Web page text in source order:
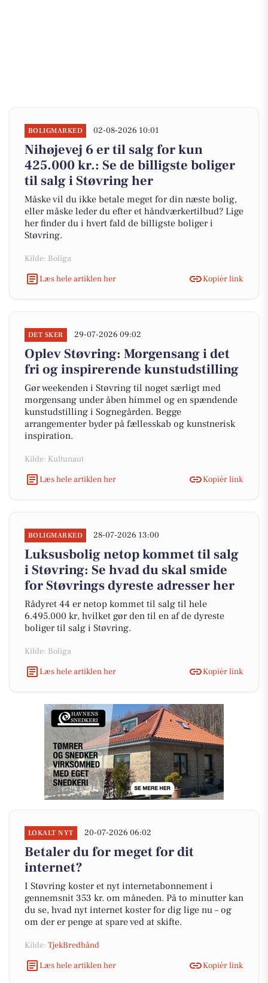
BOLIGMARKED 02-08-2026 10:01
Nihøjevej 6 er til salg for kun
425.000 kr.: Se de billigste boliger
til salg i Støvring her
Måske vil du ikke betale meget for din næste bolig,
eller måske leder du efter et håndværkertilbud? Lige
her finder du i hvert fald de billigste boliger i
Støvring.
Kilde: Boliga
Læs hele artiklen her
Kopiér link
DET SKER 29-07-2026 09:02
Oplev Støvring: Morgensang i det
fri og inspirerende kunstudstilling
Gør weekenden i Støvring til noget særligt med
morgensang under åben himmel og en spændende
kunstudstilling i Sognegården. Begge
arrangementer byder på fællesskab og kunstnerisk
inspiration.
Kilde: Kultunaut
Læs hele artiklen her
Kopiér link
BOLIGMARKED 28-07-2026 13:00
Luksusbolig netop kommet til salg
i Støvring: Se hvad du skal smide
for Støvrings dyreste adresser her
Rådyret 44 er netop kommet til salg til hele
6.495.000 kr, hvilket gør den til en af de dyreste
boliger til salg i Støvring.
Kilde: Boliga
Læs hele artiklen her
Kopiér link
LOKALT NYT 20-07-2026 06:02
Betaler du for meget for dit
internet?
I Støvring koster et nyt internetabonnement i
gennemsnit 353 kr. om måneden. På to minutter kan
du se, hvad nyt internet koster for dig lige nu – og
om der er penge at spare ved at skifte.
Kilde: TjekBredbånd
Læs hele artiklen her
Kopiér link